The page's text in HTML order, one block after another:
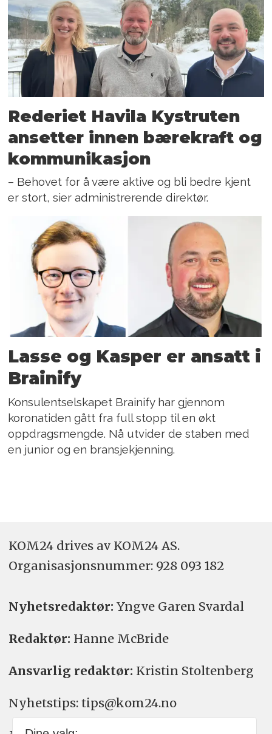
Rederiet Havila Kystruten
ansetter innen bærekraft og
kommunikasjon
– Behovet for å være aktive og bli bedre kjent
er stort, sier administrerende direktør.
Lasse og Kasper er ansatt i
Brainify
Konsulentselskapet Brainify har gjennom
koronatiden gått fra full stopp til en økt
oppdragsmengde. Nå utvider de staben med
en junior og en bransjekjenning.
KOM24 drives av KOM24 AS.
Organisasjons­nummer: 928 093 182
Nyhetsredaktør: Yngve Garen Svardal
Redaktør: Hanne McBride
Ansvarlig redaktør: Kristin Stoltenberg
Nyhetstips: tips@kom24.no